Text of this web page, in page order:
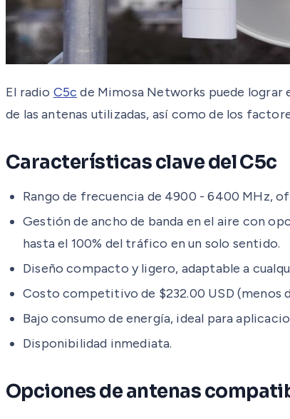
El radio C5c de Mimosa Networks puede lograr
de las antenas utilizadas, así como de los
Características clave del C5c
Rango de frecuencia de 4900 - 6400 MHz,
Gestión de ancho de banda en el aire con
hasta el 100% del tráfico en un solo sentido.
Diseño compacto y ligero, adaptable a
Costo competitivo de $232.00 USD (menos
Bajo consumo de energía, ideal para
Disponibilidad inmediata.
Opciones de antenas